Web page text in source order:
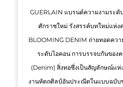
GUERLAIN แบรนด์ความงามระดั
ศักราชใหม่ รังสรรค์บทใหม่แห่ง
BLOOMING DENIM ถ่ายทอดคว
ระดับไอคอน การบรรจบกันของ
(Denim) สิ่งทอซึ่งเป็นสัญลักษณ์แห่
งานหัตถศิลป์อันประณีตในแบบฉบับข